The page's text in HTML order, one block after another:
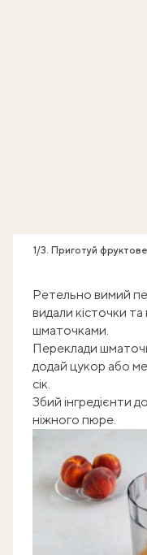
1/3. Приготуй
Ретельно вимий
видали кісточки
шматочками.
Переклади
додай цукор або
сік.
Збий інгредієнти
ніжного пюре.